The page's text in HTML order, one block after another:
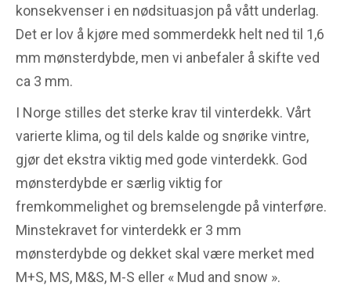
konsekvenser i en nødsituasjon på vått underlag.
Det er lov å kjøre med sommerdekk helt ned til 1,6
mm mønsterdybde, men vi anbefaler å skifte ved
ca 3 mm.
I Norge stilles det sterke krav til vinterdekk. Vårt
varierte klima, og til dels kalde og snørike vintre,
gjør det ekstra viktig med gode vinterdekk. God
mønsterdybde er særlig viktig for
fremkommelighet og bremselengde på vinterføre.
Minstekravet for vinterdekk er 3 mm
mønsterdybde og dekket skal være merket med
M+S, MS, M&S, M-S eller « Mud and snow ».